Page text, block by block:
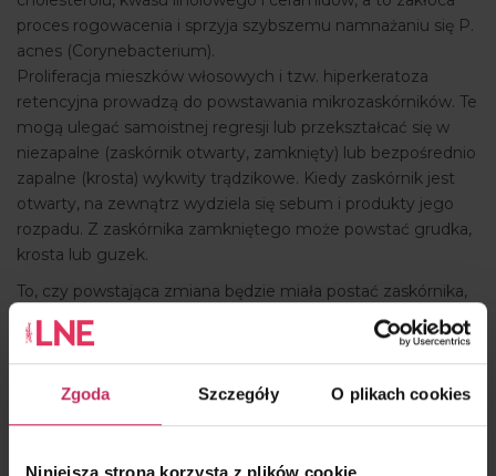
Zgoda Szczegóły O plikach cookies
proces rogowacenia i sprzyja szybszemu namnażaniu się P.
acnes (Corynebacterium).
Proliferacja mieszków włosowych i tzw. hiperkeratoza
retencyjna prowadzą do powstawania mikrozaskórników. Te
mogą ulegać samoistnej regresji lub przekształcać się w
niezapalne (zaskórnik otwarty, zamknięty) lub bezpośrednio
zapalne (krosta) wykwity trądzikowe. Kiedy zaskórnik jest
otwarty, na zewnątrz wydziela się sebum i produkty jego
rozpadu. Z zaskórnika zamkniętego może powstać grudka,
krosta lub guzek.
To, czy powstająca zmiana będzie miała postać zaskórnika,
grudki, krosty czy zapalnego guza, zależy m.in. od
głębokości lokalizacji stanu zapalnego.
problemem trądziku trafia do naszego gabinetu, buduje
trwałe podwaliny pod długofalową i wielowątkową udaną